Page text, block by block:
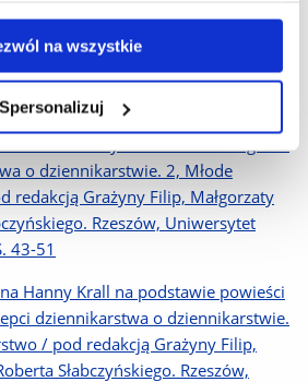
na wszystkie
Spersonalizuj
Bożek, Roberta Słabczyńskiego.
Rzeszowski: 2018, 215 s.
pracowni telewizyjnej Klubu
o dziennikarstwie. 2, Młode
redakcją Grażyny Filip, Małgorzaty
Rzeszów, Uniwersytet
43-51
Hanny Krall na podstawie powieści
dziennikarstwa o dziennikarstwie.
/ pod redakcją Grażyny Filip,
Słabczyńskiego. Rzeszów,